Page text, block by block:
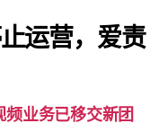
爱
责
运营，爱责
业务已移交新团